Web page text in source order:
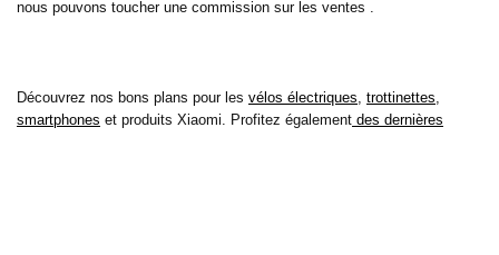
nous pouvons toucher une commission sur les ventes .
Découvrez nos bons plans pour les vélos électriques trottinettes
smartphones et produits Xiaomi. Profitez également des dernières